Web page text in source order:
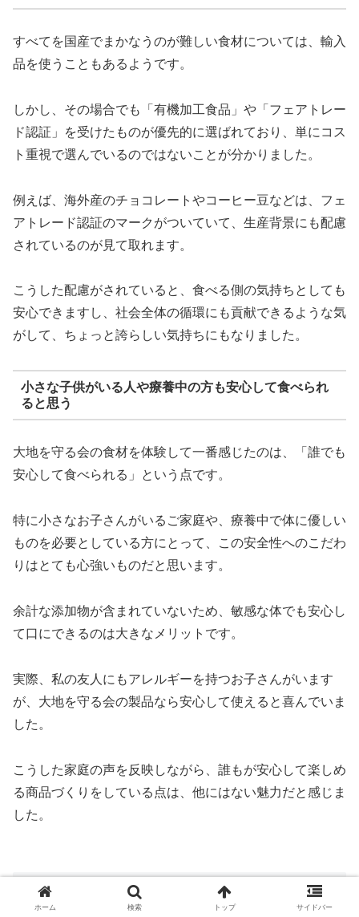
すべてを国産でまかなうのが難しい食材については、輸入
品を使うこともあるようです。
しかし、その場合でも「有機加工食品」や「フェアトレー
ド認証」を受けたものが優先的に選ばれており、単にコス
ト重視で選んでいるのではないことが分かりました。
例えば、海外産のチョコレートやコーヒー豆などは、フェ
アトレード認証のマークがついていて、生産背景にも配慮
されているのが見て取れます。
こうした配慮がされていると、食べる側の気持ちとしても
安心できますし、社会全体の循環にも貢献できるような気
がして、ちょっと誇らしい気持ちにもなりました。
小さな子供がいる人や療養中の方も安心して食べられ
ると思う
大地を守る会の食材を体験して一番感じたのは、「誰でも
安心して食べられる」という点です。
特に小さなお子さんがいるご家庭や、療養中で体に優しい
ものを必要としている方にとって、この安全性へのこだわ
りはとても心強いものだと思います。
余計な添加物が含まれていないため、敏感な体でも安心し
て口にできるのは大きなメリットです。
実際、私の友人にもアレルギーを持つお子さんがいます
が、大地を守る会の製品なら安心して使えると喜んでいま
した。
こうした家庭の声を反映しながら、誰もが安心して楽しめ
る商品づくりをしている点は、他にはない魅力だと感じま
した。
大地を守る会のお試しセットはどんな健康
効果が期待できる？体に優しい食品の効
ホーム 検索 トップ サイドバー